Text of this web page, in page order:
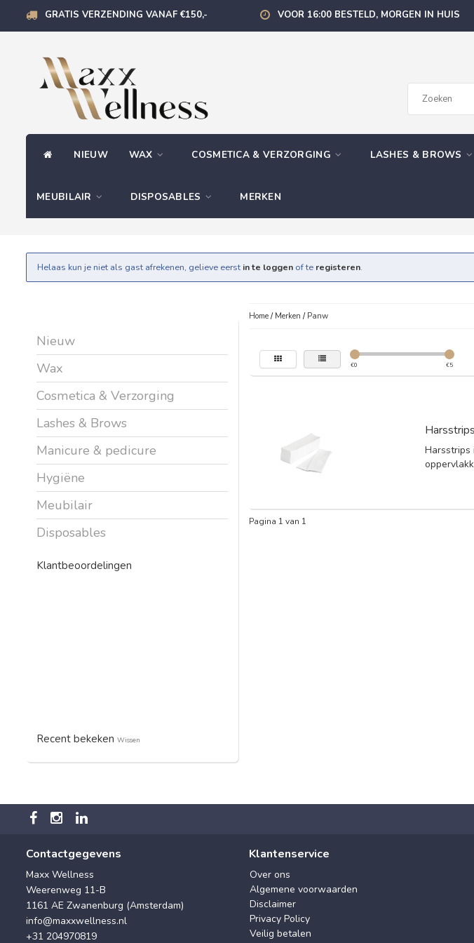
GRATIS VERZENDING VANAF €150,- VOOR 16:00 BESTELD, MORGEN IN HUIS
NIEUW WAX COSMETICA & VERZORGING LASHES & BROWS
MEUBILAIR DISPOSABLES MERKEN
Helaas kun je niet als gast afrekenen, gelieve eerst in te loggen of te registeren.
Nieuw
Wax
Cosmetica & Verzorging
Lashes & Brows
Manicure & pedicure
Hygiëne
Meubilair
Disposables
Klantbeoordelingen
Recent bekeken Wissen
Home/ Merken / Panw
€0 €5
Harsstrips
Pagina 1 van 1
Contactgegevens
Maxx Wellness
Weerenweg 11-B
1161 AE Zwanenburg (Amsterdam)
info@maxxwellness.nl
+31 204970819
Klantenservice
Over ons
Algemene voorwaarden
Disclaimer
Privacy Policy
Veilig betalen